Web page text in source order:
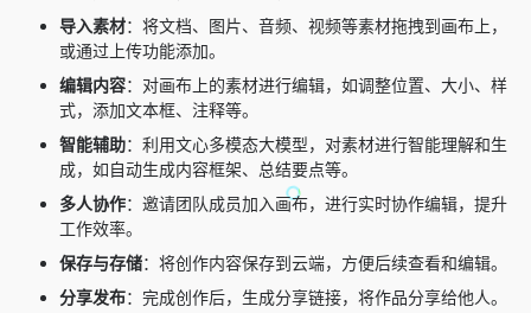
导入素材：将文档、图片、音频、视频等素材拖拽到画布上，
或通过上传功能添加。
编辑内容：对画布上的素材进行编辑，如调整位置、大小、样
式，添加文本框、注释等。
智能辅助：利用文心多模态大模型，对素材进行智能理解和生
成，如自动生成内容框架、总结要点等。
多人协作：邀请团队成员加入画布，进行实时协作编辑，提升
工作效率。
保存与存储：将创作内容保存到云端，方便后续查看和编辑。
分享发布：完成创作后，生成分享链接，将作品分享给他人。